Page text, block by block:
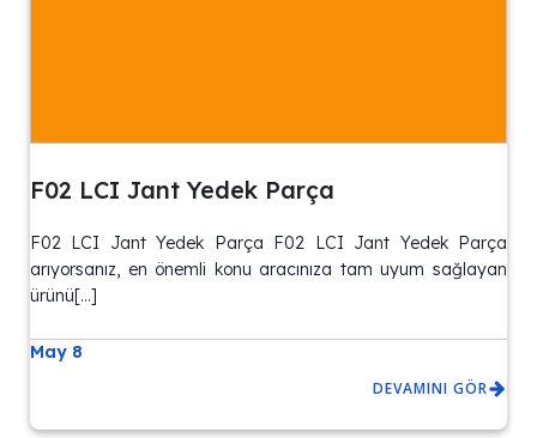
F02 LCI Jant Yedek Parça
F02 LCI Jant Yedek Parça F02 LCI Jant Yedek Parça
arıyorsanız, en önemli konu aracınıza tam uyum sağlayan
ürünü[…]
May 8
DEVAMINI GÖR